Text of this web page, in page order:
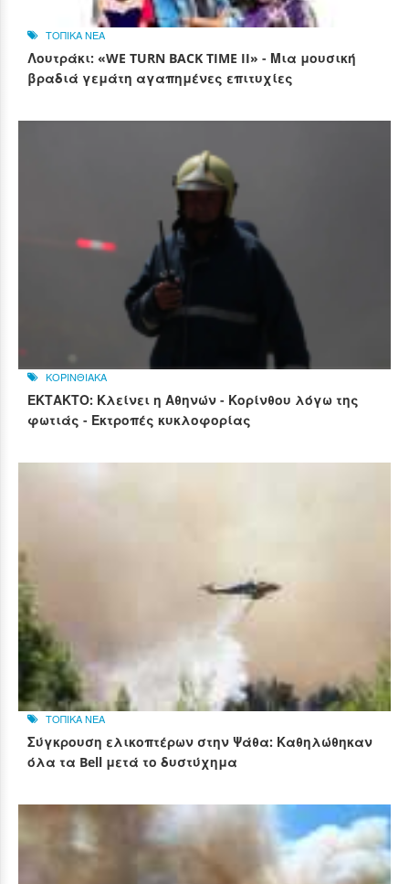
ΤΟΠΙΚΑ ΝΕΑ
Λουτράκι: «WE TURN BACK TIME II» - Μια μουσική
βραδιά γεμάτη αγαπημένες επιτυχίες
ΚΟΡΙΝΘΙΑΚΑ
ΕΚΤΑΚΤΟ: Κλείνει η Αθηνών - Κορίνθου λόγω της
φωτιάς - Εκτροπές κυκλοφορίας
ΤΟΠΙΚΑ ΝΕΑ
Σύγκρουση ελικοπτέρων στην Ψάθα: Καθηλώθηκαν
όλα τα Bell μετά το δυστύχημα